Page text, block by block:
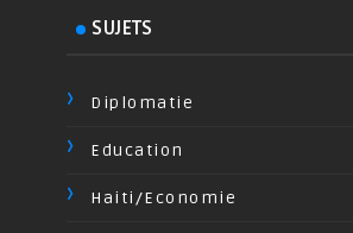
SUJETS
Diplomatie
Education
Haiti/Economie